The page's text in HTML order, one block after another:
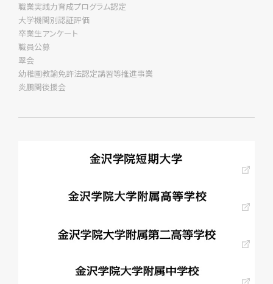
職業実践力育成プログラム認定
大学機関別認証評価
卒業生アンケート
職員公募
翠会
幼稚園教諭免許法認定講習等推進事業
炎鵬関後援会